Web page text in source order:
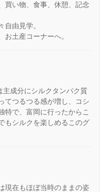
買い物、食事、休憩、記念
自由見学。
お土産コーナーへ。
成分にシルクタンパク質
てつるつる感が増し、コシ
特で、富岡に行ったからこ
もシルクを楽しめるこのグ
現在もほぼ当時のままの姿